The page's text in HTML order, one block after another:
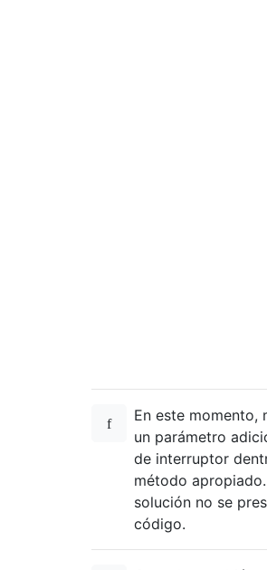
En este momento,
un parámetro
de interruptor
método
solución no se
código.